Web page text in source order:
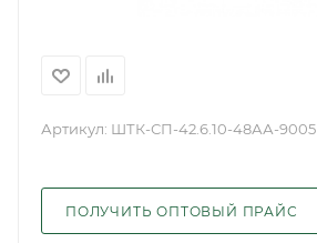
Артикул: ШТК-СП-42.6.10-48АА-9005
ПОЛУЧИТЬ ОПТОВЫЙ ПРАЙС